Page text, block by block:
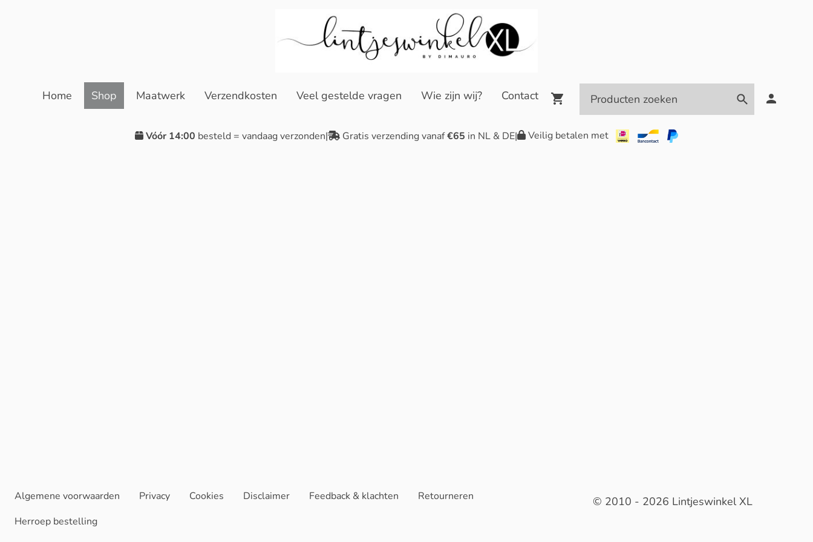
Home Shop Maatwerk Verzendkosten Veel gestelde vragen Wie zijn wij? Contact
Vóór 14:00 besteld = vandaag verzonden| Gratis verzending vanaf€65 in NL & DE| Veilig betalen met
Algemene voorwaarden Privacy Cookies Disclaimer Feedback & klachten
Retourneren
Herroep bestelling
© 2010 - 2026 Lintjeswinkel XL